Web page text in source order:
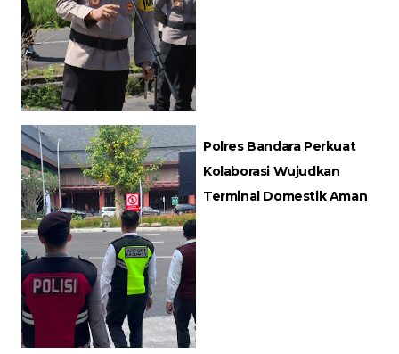
Polres Bandara Perkuat
Kolaborasi Wujudkan
Terminal Domestik Aman